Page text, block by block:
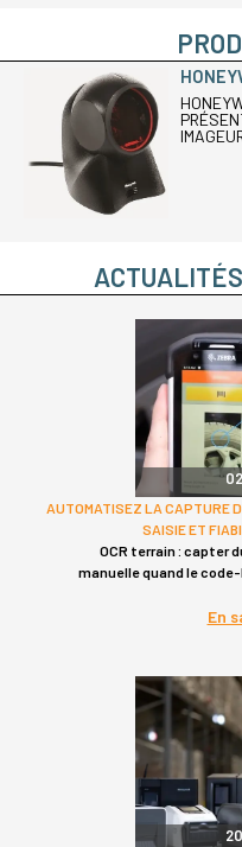
AUTOMATISEZ LA CAPTURE
SAISIE ET
OCR terrain : capter
manuelle quand le
En